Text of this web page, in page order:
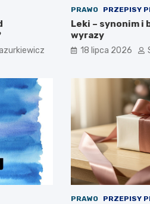
PRAWO PRZEPISY
Leki – synonim i
wyrazy
18 lipca 2026
PRAWO PRZEPISY